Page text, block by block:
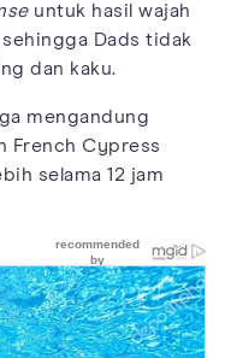
untuk hasil wajah
Dads tidak
dan kaku.
mengandung
French Cypress
selama 12 jam